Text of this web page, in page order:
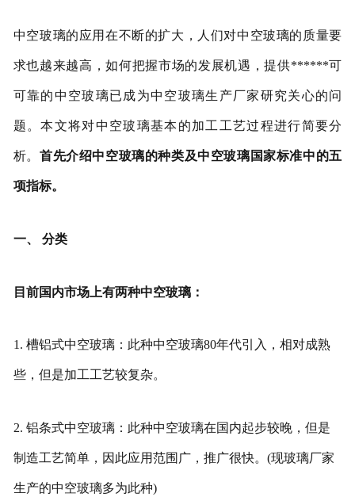
中空玻璃的应用在不断的扩大，人们对中空玻璃的质量要
求也越来越高，如何把握市场的发展机遇，提供******可
可靠的中空玻璃已成为中空玻璃生产厂家研究关心的问
题。本文将对中空玻璃基本的加工工艺过程进行简要分
析。 首先介绍中空玻璃的种类及中空玻璃国家标准中的五
项指标。
一、 分类
目前国内市场上有两种中空玻璃：
1. 槽铝式中空玻璃：此种中空玻璃80年代引入，相对成熟
些，但是加工工艺较复杂。
2. 铝条式中空玻璃：此种中空玻璃在国内起步较晚，但是
制造工艺简单，因此应用范围广，推广很快。(现玻璃厂家
生产的中空玻璃多为此种)